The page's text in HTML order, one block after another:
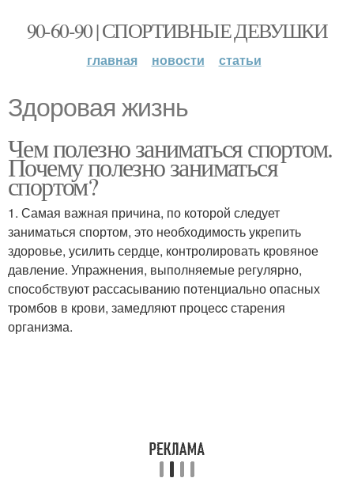
90-60-90 | СПОРТИВНЫЕ ДЕВУШКИ
главная новости статьи
Здоровая жизнь
Чем полезно заниматься спортом.
Почему полезно заниматься
спортом?
1. Самая важная причина, по которой следует
заниматься спортом, это необходимость укрепить
здоровье, усилить сердце, контролировать кровяное
давление. Упражнения, выполняемые регулярно,
способствуют рассасыванию потенциально опасных
тромбов в крови, замедляют процеcc старения
организма.